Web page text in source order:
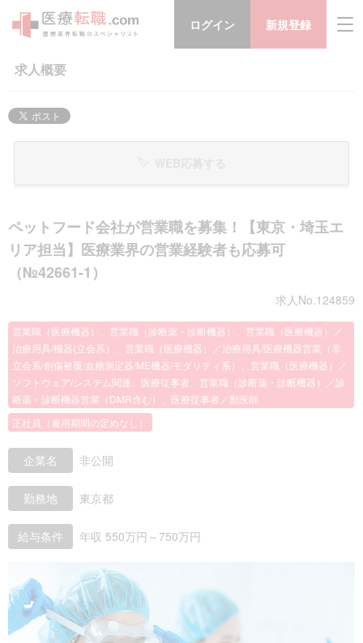
ログイン 新規登録
求人概要
ペットフード会社が営業職を募集！【東京・埼玉エ
リア担当】医療業界の営業経験者も応募可
（№42661-1）
求人No.124859
営業職（医療機器）、営業職（診断薬・診断機器）、営業職（医療機器）／
治療用具/機器(立会系）、営業職（医療機器）／治療用具/医療機器営業（非
立会系/創傷被覆/血糖測定器/ME機器/モダリティ系）、営業職（医療機器）／
ソフトウェア/システム関連、医療従事者、営業職（診断薬・診断機器）／診
断薬・診断機器営業（DMR含む）、医療従事者／獣医師
正社員（雇用期間の定めなし）
企業名 非公開
勤務地 東京都
給与条件 年収 550万円～750万円